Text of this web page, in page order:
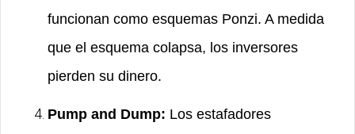
funcionan como esquemas Ponzi. A medida
que el esquema colapsa, los inversores
pierden su dinero.
Pump and Dump: Los estafadores